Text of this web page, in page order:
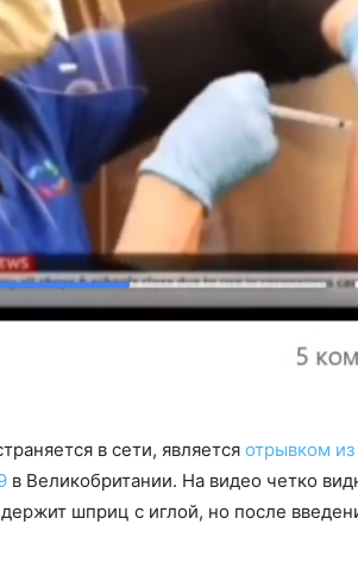
в сети, является отрывком
в Великобритании. На видео четко
шприц с иглой, но после